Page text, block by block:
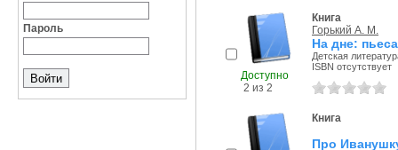
Пароль
Доступно
2 из 2
Книга
Горький А. М.
На дне: пьеса
Детская
ISBN отсутствует
Книга
Про